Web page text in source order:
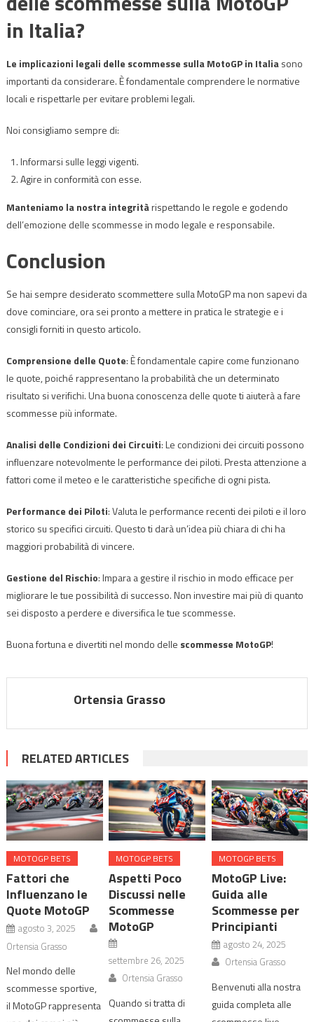
in Italia?
Le implicazioni legali delle scommesse sulla MotoGP in Italiasono
importanti da considerare. È fondamentale comprendere le normative
locali e rispettarle per evitare problemi legali.
Noi consigliamo sempre di:
Informarsi sulle leggi vigenti.
Agire in conformità con esse.
Manteniamo la nostra integritàrispettando le regole e godendo
dell’emozione delle scommesse in modo legale e responsabile.
Conclusion
Se hai sempre desiderato scommettere sulla MotoGP ma non sapevi da
dove cominciare, ora sei pronto a mettere in pratica le strategie e i
consigli forniti in questo articolo.
Comprensione delle Quote: È fondamentale capire come funzionano
le quote, poiché rappresentano la probabilità che un determinato
risultato si verifichi. Una buona conoscenza delle quote ti aiuterà a fare
scommesse più informate.
Analisi delle Condizioni dei Circuiti: Le condizioni dei circuiti possono
influenzare notevolmente le performance dei piloti. Presta attenzione a
fattori come il meteo e le caratteristiche specifiche di ogni pista.
Performance dei Piloti: Valuta le performance recenti dei piloti e il loro
storico su specifici circuiti. Questo ti darà un’idea più chiara di chi ha
maggiori probabilità di vincere.
Gestione del Rischio: Impara a gestire il rischio in modo efficace per
migliorare le tue possibilità di successo. Non investire mai più di quanto
sei disposto a perdere e diversifica le tue scommesse.
Buona fortuna e divertiti nel mondo delle scommesse MotoGP!
Ortensia Grasso
RELATED ARTICLES
MOTOGP BETS
Fattori che
Influenzano le
Quote MotoGP
agosto 3, 2025
Ortensia Grasso
Nel mondo delle
scommesse sportive,
il MotoGP rappresenta
MOTOGP BETS
Aspetti Poco
Discussi nelle
Scommesse
MotoGP
settembre 26, 2025
Ortensia Grasso
Quando si tratta di
MOTOGP BETS
MotoGP Live:
Guida alle
Scommesse per
Principianti
agosto 24, 2025
Ortensia Grasso
Benvenuti alla nostra
guida completa alle